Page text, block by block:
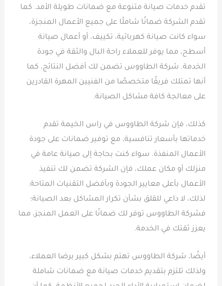
تقدم خدمات صيانة متنوعة مع ضمانات طويلة الأمد. كما
تقدم الشركة ضمانًا شاملًا على جميع الأعمال المنجزة،
سواء كانت صيانة كهربائية، تكييف، أو أعمال صيانة
أسطح، مما يوفر للعملاء راحة البال والثقة في جودة
الخدمة. شركة الطاووس تضمن لك أفضل النتائج، كما
أنها تمتلك فريقًا متخصصًا من الفنيين المهرة القادرين
على معالجة كافة مشاكل الصيانة.
كذلك، فإن شركة الطاووس في راس الخيمة تقدم
خدماتها بأسعار تنافسية، مع توفير ضمانات على جودة
الأعمال المنفذة. سواء كنت بحاجة إلى صيانة عامة في
منزلك أو مكان عملك، فإن الشركة تضمن لك تنفيذ
الأعمال بأعلى معايير الجودة وبأفضل التقنيات المتاحة.
لذلك، لا داعي للقلق بشأن تكرار المشاكل بعد الصيانة؛
فشركة الطاووس توفر لك ضمانًا على العمل المنجز، مما
يعزز ثقتك في الخدمة.
أيضًا، شركة الطاووس تهتم بشكل كبير برضا العملاء،
ولذلك تلتزم بتقديم خدمات صيانة مع ضمانات شاملة